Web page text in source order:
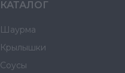
КАТАЛОГ
Шаурма
Крылышки
Соусы